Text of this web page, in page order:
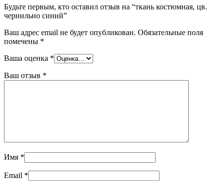
Будьте первым, кто оставил отзыв на “ткань костюмная, цв.
чернильно синий”
Ваш адрес email не будет опубликован. Обязательные поля
помечены *
Ваша оценка *
Ваш отзыв *
Имя *
Email *